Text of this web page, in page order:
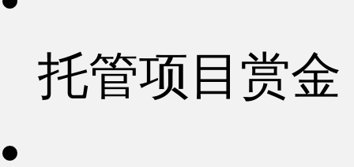
托管项目赏金